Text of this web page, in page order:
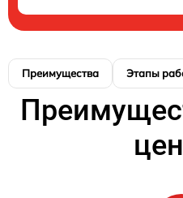
Преимущества Этапы